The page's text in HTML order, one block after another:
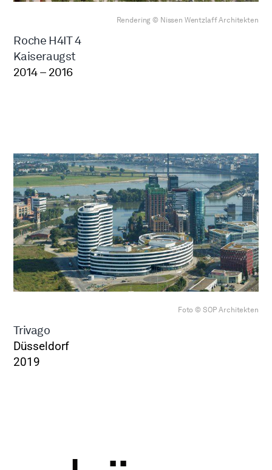
Rendering © Nissen Wentzlaff Architekten
Roche H4IT 4
Kaiseraugst
2014 – 2016
Foto © SOP Architekten
Trivago
Düsseldorf
2019